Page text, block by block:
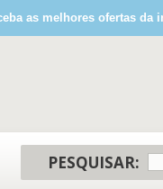
as melhores ofertas da
PESQUISAR: